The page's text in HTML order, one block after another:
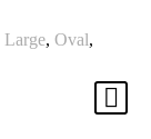
Large, Oval,